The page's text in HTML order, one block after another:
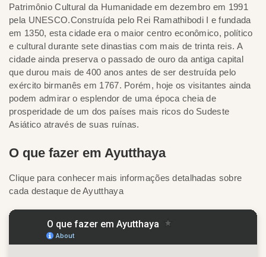
Patrimônio Cultural da Humanidade em dezembro em 1991
pela UNESCO.Construída pelo Rei Ramathibodi I e fundada
em 1350, esta cidade era o maior centro econômico, político
e cultural durante sete dinastias com mais de trinta reis. A
cidade ainda preserva o passado de ouro da antiga capital
que durou mais de 400 anos antes de ser destruída pelo
exército birmanês em 1767. Porém, hoje os visitantes ainda
podem admirar o esplendor de uma época cheia de
prosperidade de um dos países mais ricos do Sudeste
Asiático através de suas ruínas.
O que fazer em Ayutthaya
Clique para conhecer mais informações detalhadas sobre
cada destaque de Ayutthaya